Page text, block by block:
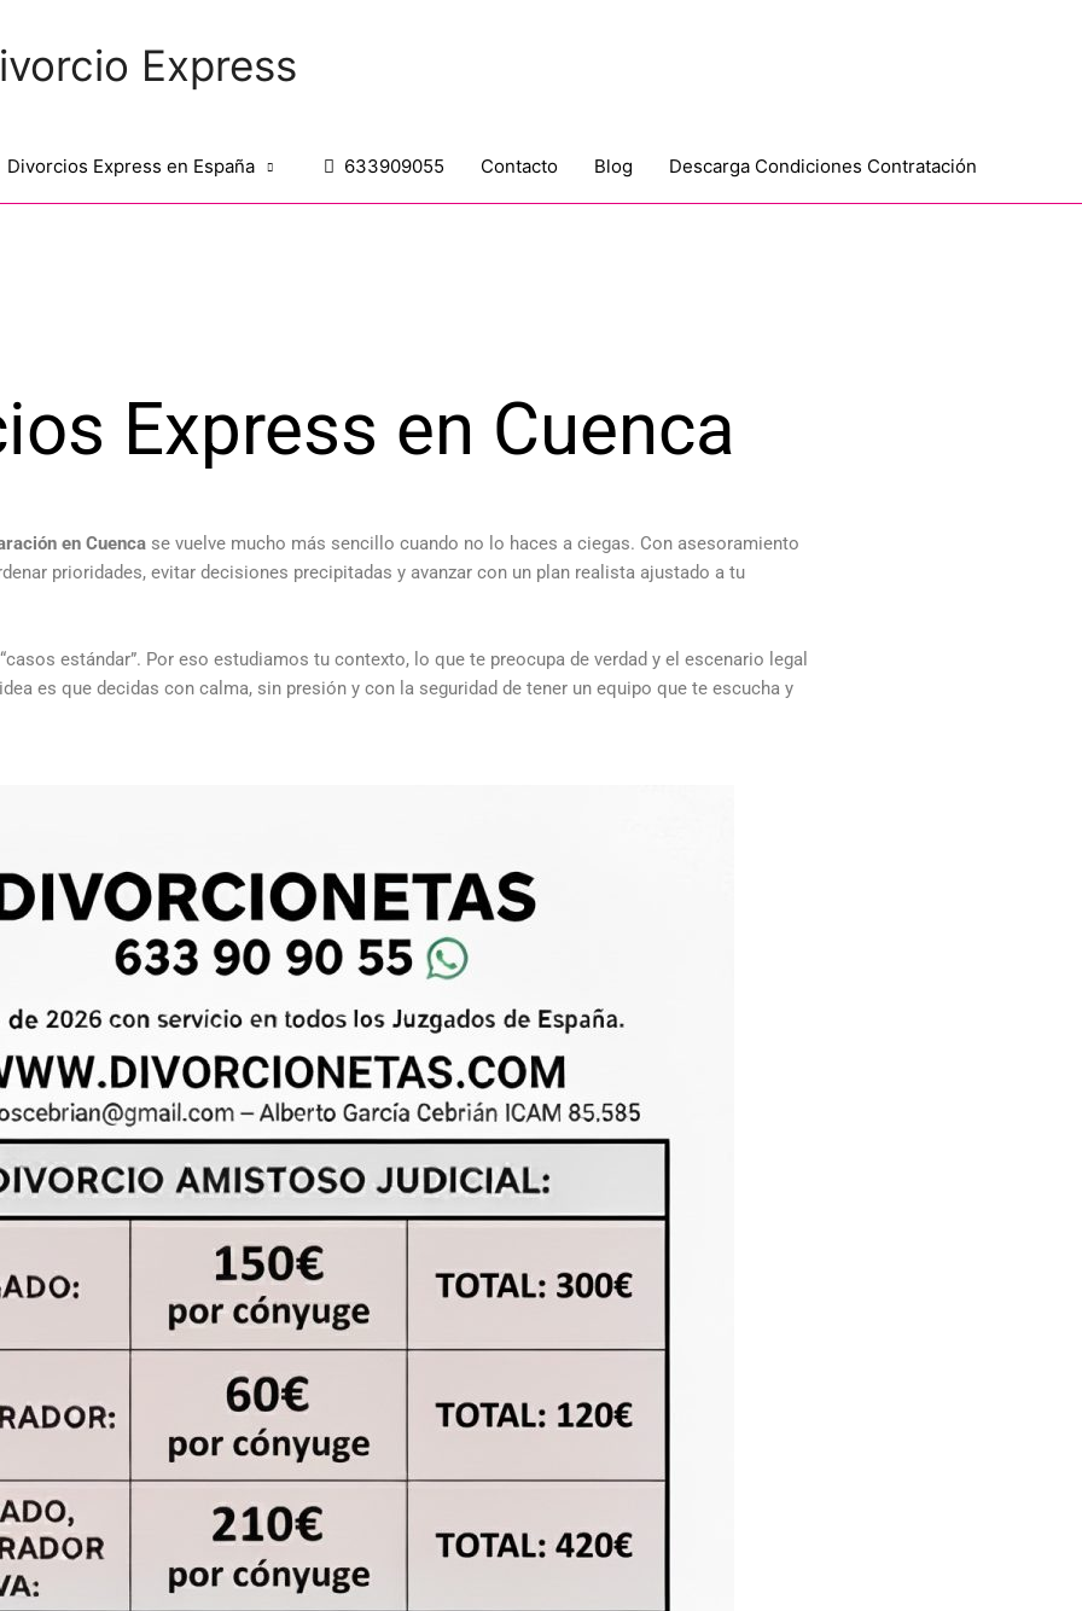
Express
Divorcios Express en España 633909055 Contacto Blog Descarga Condiciones Contratación
Express en Cuenca
en Cuenca se vuelve mucho más sencillo cuando no lo haces a ciegas. Con asesoramiento
prioridades, evitar decisiones precipitadas y avanzar con un plan realista ajustado a tu
estándar”. Por eso estudiamos tu contexto, lo que te preocupa de verdad y el escenario legal
es que decidas con calma, sin presión y con la seguridad de tener un equipo que te escucha y